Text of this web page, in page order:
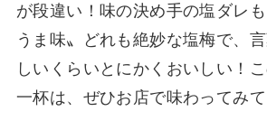
が段違い！味の決め手の塩ダレ
うま味〟どれも絶妙な塩梅で、
しいくらいとにかくおいしい！
一杯は、ぜひお店で味わってみて